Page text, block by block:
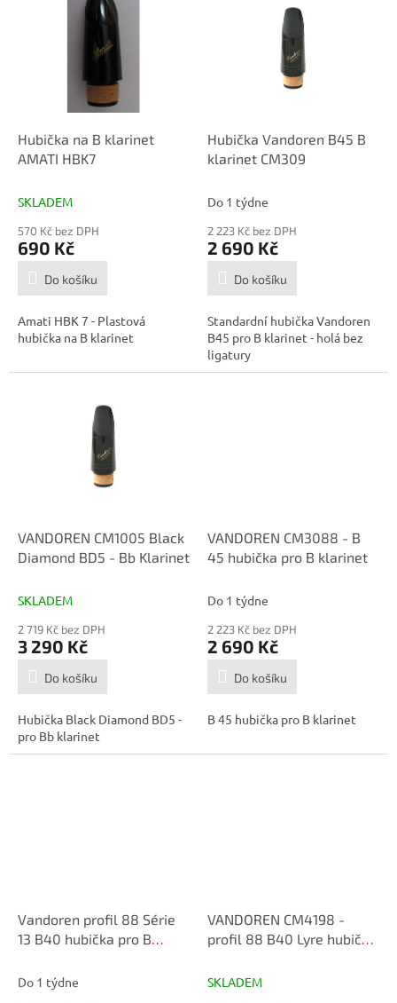
Hubička na B klarinet
AMATI HBK7
SKLADEM
570 Kč bez DPH
690 Kč
Do košíku
Amati HBK 7 - Plastová
hubička na B klarinet
Hubička Vandoren B45 B
klarinet CM309
Do 1 týdne
2 223 Kč bez DPH
2 690 Kč
Do košíku
Standardní hubička Vandoren
B45 pro B klarinet - holá bez
ligatury
VANDOREN CM1005 Black
Diamond BD5 - Bb Klarinet
SKLADEM
2 719 Kč bez DPH
3 290 Kč
Do košíku
Hubička Black Diamond BD5 -
pro Bb klarinet
VANDOREN CM3088 - B
45 hubička pro B klarinet
Do 1 týdne
2 223 Kč bez DPH
2 690 Kč
Do košíku
B 45 hubička pro B klarinet
Vandoren profil 88 Série
13 B40 hubička pro B
Do 1 týdne
VANDOREN CM4198 -
profil 88 B40 Lyre hubička
SKLADEM